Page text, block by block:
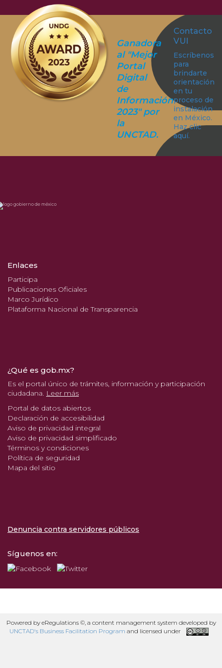
Ganadora
al "Mejor
Portal
Digital
de
Información
2023" por
la
UNCTAD.
Contacto
VUI
Escríbenos
para
brindarte
orientación
en tu
proceso de
instalación
en México.
Haz clic
aquí.
Enlaces
Participa
Publicaciones Oficiales
Marco Jurídico
Plataforma Nacional de Transparencia
¿Qué es gob.mx?
Es el portal único de trámites, información y participación
ciudadana. Leer más
Portal de datos abiertos
Declaración de accesibilidad
Aviso de privacidad integral
Aviso de privacidad simplificado
Términos y condiciones
Política de seguridad
Mapa del sitio
Denuncia contra servidores públicos
Síguenos en:
Powered by eRegulations ©, a content management system developed by
UNCTAD's Business Facilitation Program and licensed under